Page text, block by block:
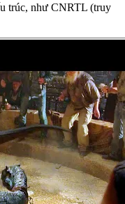
trúc, như CNRTL (truy